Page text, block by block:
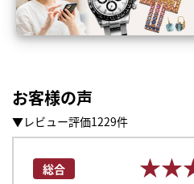
お客様の声
▼レビュー評価1229件
総合